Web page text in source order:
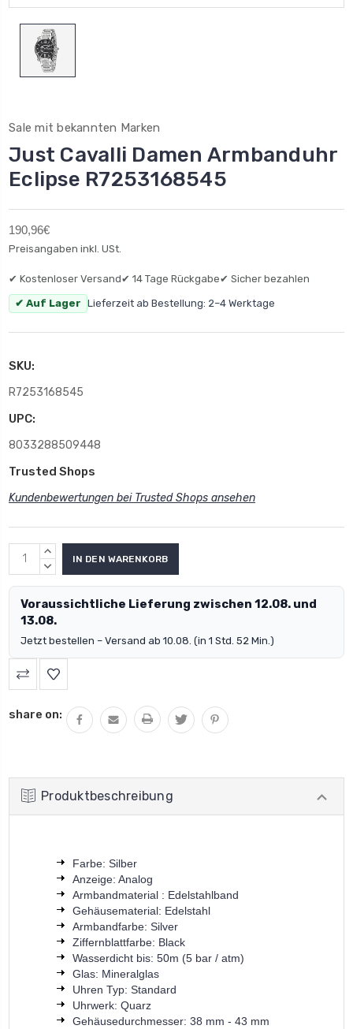
Sale mit bekannten Marken
Just Cavalli Damen Armbanduhr
Eclipse R7253168545
190,96€
Preisangaben inkl. USt.
✔ Kostenloser Versand✔ 14 Tage Rückgabe✔ Sicher bezahlen
✔ Auf Lager Lieferzeit ab Bestellung: 2–4 Werktage
SKU:
R7253168545
UPC:
8033288509448
Trusted Shops
Kundenbewertungen bei Trusted Shops ansehen
MENGE
ERHÖHEN:
MENGE
Voraussichtliche Lieferung zwischen 12.08. und
13.08.
Jetzt bestellen – Versand ab 10.08. (in 1 Std. 52 Min.)
share on:
Produktbeschreibung
Farbe: Silber
Anzeige: Analog
Armbandmaterial : Edelstahlband
Gehäusematerial: Edelstahl
Armbandfarbe: Silver
Ziffernblattfarbe: Black
Wasserdicht bis: 50m (5 bar / atm)
Glas: Mineralglas
Uhren Typ: Standard
Uhrwerk: Quarz
Gehäusedurchmesser: 38 mm - 43 mm